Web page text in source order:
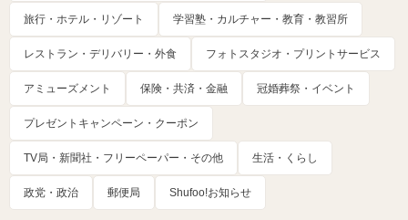
旅行・ホテル・リゾート 学習塾・カルチャー・教育・教習所
レストラン・デリバリー・外食 フォトスタジオ・プリントサービス
アミューズメント 保険・共済・金融 冠婚葬祭・イベント
プレゼントキャンペーン・クーポン
TV局・新聞社・フリーペーパー・その他 生活・くらし
政党・政治 郵便局 Shufoo!お知らせ